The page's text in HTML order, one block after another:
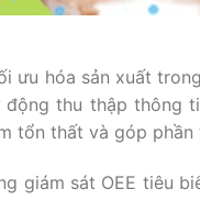
ưu hóa sản xuất
thu thập thông
tổn thất và góp
giám sát OEE tiêu